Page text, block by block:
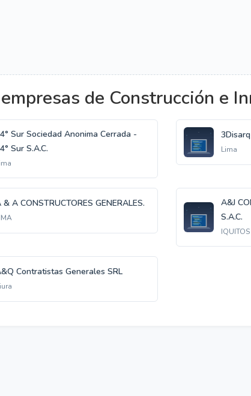
de Construcción e
Sur Sociedad Anonima Cerrada -
Sur S.A.C.
Lima
& A CONSTRUCTORES GENERALES.
A&J
S.A.C.
IQUITOS
Contratistas Generales SRL